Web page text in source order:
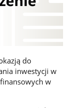
do
inwestycji w
w